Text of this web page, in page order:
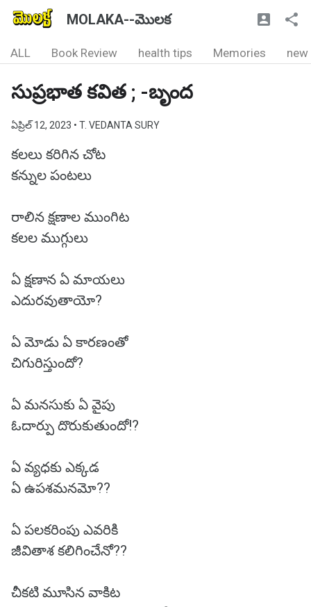
MOLAKA--మొలక
ALL Book Review health tips Memories new
సుప్రభాత కవిత ; -బృంద
ఏప్రిల్ 12, 2023 • T. VEDANTA SURY
కలలు కరిగిన చోట
కన్నుల పంటలు
రాలిన క్షణాల ముంగిట
కలల ముగ్గులు
ఏ క్షణాన ఏ మాయలు
ఎదురవుతాయో?
ఏ మోడు ఏ కారణంతో
చిగురిస్తుందో?
ఏ మనసుకు ఏ వైపు
ఓదార్పు దొరుకుతుందో!?
ఏ వ్యధకు ఎక్కడ
ఏ ఉపశమనమో??
ఏ పలకరింపు ఎవరికి
జీవితాశ కలిగించేనో??
చీకటి మూసిన వాకిట